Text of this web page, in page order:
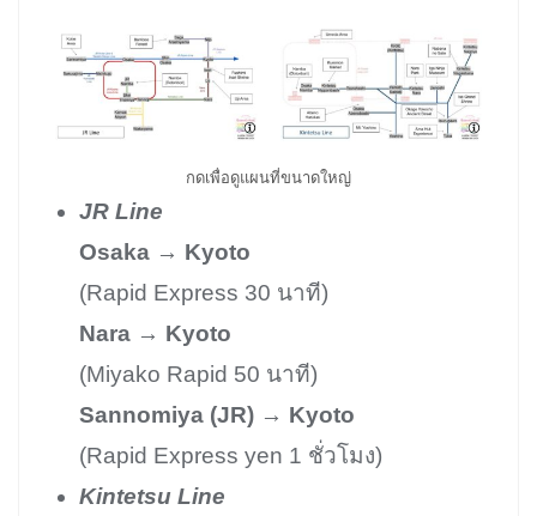
กดเพื่อดูแผนที่ขนาดใหญ่
JR Line
Osaka → Kyoto
(Rapid Express 30 นาที)
Nara → Kyoto
(Miyako Rapid 50 นาที)
Sannomiya (JR) → Kyoto
(Rapid Express yen 1 ชั่วโมง)
Kintetsu Line